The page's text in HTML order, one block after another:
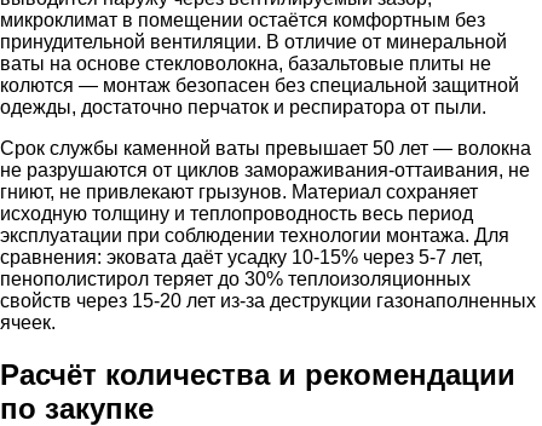
микроклимат в помещении остаётся комфортным без
принудительной вентиляции. В отличие от минеральной
ваты на основе стекловолокна, базальтовые плиты не
колются — монтаж безопасен без специальной защитной
одежды, достаточно перчаток и респиратора от пыли.
Срок службы каменной ваты превышает 50 лет — волокна
не разрушаются от циклов замораживания-оттаивания, не
гниют, не привлекают грызунов. Материал сохраняет
исходную толщину и теплопроводность весь период
эксплуатации при соблюдении технологии монтажа. Для
сравнения: эковата даёт усадку 10-15% через 5-7 лет,
пенополистирол теряет до 30% теплоизоляционных
свойств через 15-20 лет из-за деструкции газонаполненных
ячеек.
Расчёт количества и рекомендации
по закупке